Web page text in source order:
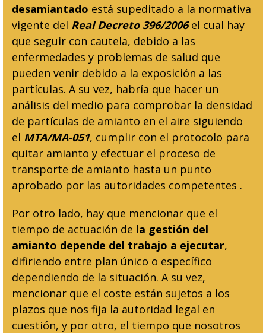
desamiantado está supeditado a la normativa
vigente del Real Decreto 396/2006 el cual hay
que seguir con cautela, debido a las
enfermedades y problemas de salud que
pueden venir debido a la exposición a las
partículas. A su vez, habría que hacer un
análisis del medio para comprobar la densidad
de partículas de amianto en el aire siguiendo
el MTA/MA-051, cumplir con el protocolo para
quitar amianto y efectuar el proceso de
transporte de amianto hasta un punto
aprobado por las autoridades competentes .
Por otro lado, hay que mencionar que el
tiempo de actuación de la gestión del
amianto depende del trabajo a ejecutar,
difiriendo entre plan único o específico
dependiendo de la situación. A su vez,
mencionar que el coste están sujetos a los
plazos que nos fija la autoridad legal en
cuestión, y por otro, el tiempo que nosotros